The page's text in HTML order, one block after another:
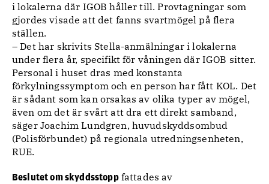
i lokalerna där IGOB håller till. Provtagningar som
gjordes visade att det fanns svartmögel på flera
ställen.
– Det har skrivits Stella-anmälningar i lokalerna
under flera år, specifikt för våningen där IGOB sitter.
Personal i huset dras med konstanta
förkylningssymptom och en person har fått KOL. Det
är sådant som kan orsakas av olika typer av mögel,
även om det är svårt att dra ett direkt samband,
säger Joachim Lundgren, huvudskyddsombud
(Polisförbundet) på regionala utredningsenheten,
RUE.
Beslutet om skyddsstoppfattades av